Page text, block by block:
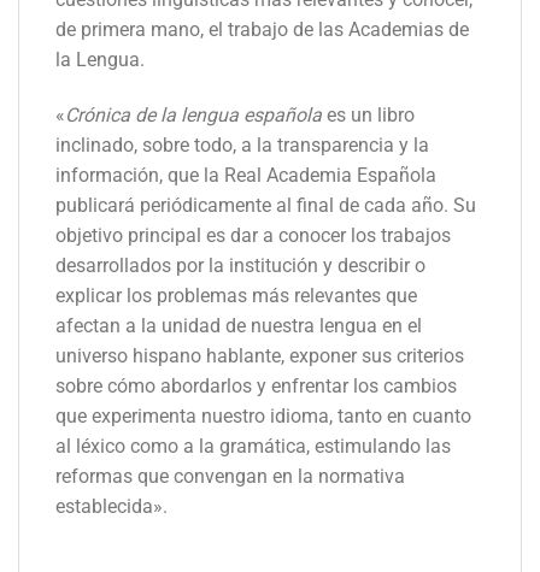
de primera mano, el trabajo de las Academias de
la Lengua.
«Crónica de la lengua española es un libro
inclinado, sobre todo, a la transparencia y la
información, que la Real Academia Española
publicará periódicamente al final de cada año. Su
objetivo principal es dar a conocer los trabajos
desarrollados por la institución y describir o
explicar los problemas más relevantes que
afectan a la unidad de nuestra lengua en el
universo hispano hablante, exponer sus criterios
sobre cómo abordarlos y enfrentar los cambios
que experimenta nuestro idioma, tanto en cuanto
al léxico como a la gramática, estimulando las
reformas que convengan en la normativa
establecida».